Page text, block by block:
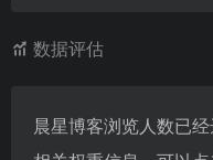
数据评估
晨星博客浏览人数已